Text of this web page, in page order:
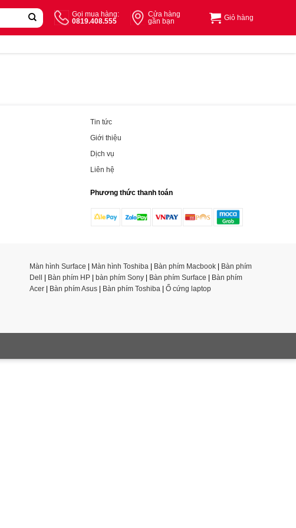
Gọi mua hàng:
0819.408.555
Cửa hàng
gần bạn
Giỏ hàng
Tin tức
Giới thiệu
Dịch vụ
Liên hệ
Phương thức thanh toán
Màn hình Surface Màn hình Toshiba Bàn phím Macbook
Bàn phím
Dell
Bàn phím HP bàn phím Sony Bàn phím Surface
Bàn phím
Acer
Bàn phím Asus Bàn phím Toshiba Ổ cứng laptop